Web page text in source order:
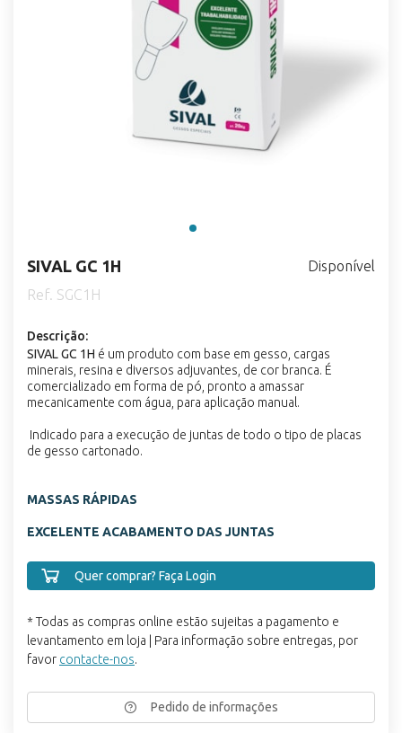
SIVAL GC 1H
Disponível
Ref. SGC1H
Descrição:
SIVAL GC 1H é um produto com base em gesso, cargas
minerais, resina e diversos adjuvantes, de cor branca. É
comercializado em forma de pó, pronto a amassar
mecanicamente com água, para aplicação manual.
Indicado para a execução de juntas de todo o tipo de placas
de gesso cartonado.
MASSAS RÁPIDAS
EXCELENTE ACABAMENTO DAS JUNTAS
Quer comprar? Faça Login
* Todas as compras online estão sujeitas a pagamento e
levantamento em loja | Para informação sobre entregas, por
favor contacte-nos.
Pedido de informações